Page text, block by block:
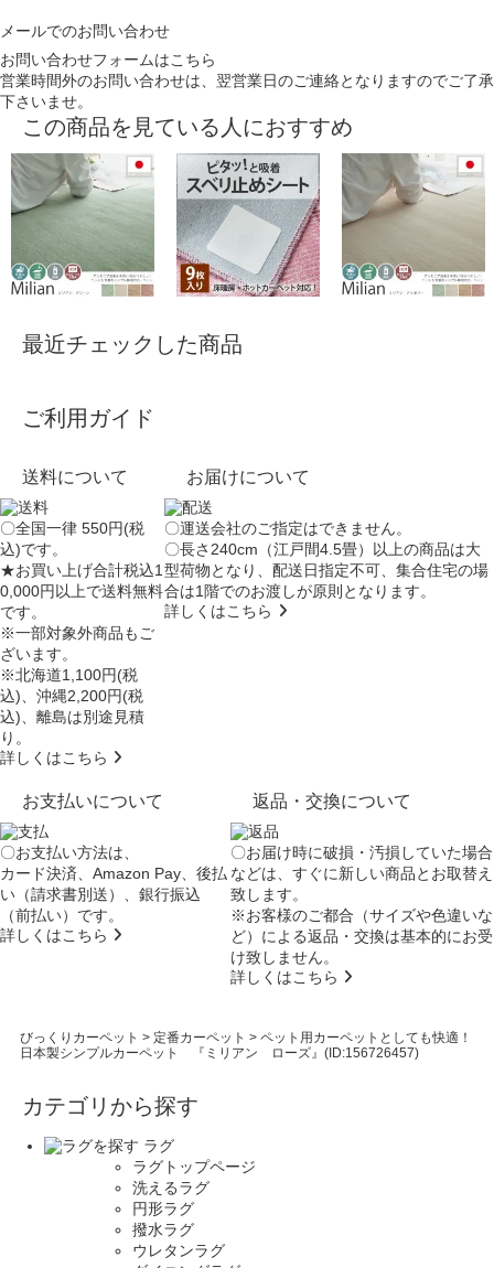
メールでのお問い合わせ
お問い合わせフォームはこちら
営業時間外のお問い合わせは、翌営業日のご連絡となりますのでご了承
下さいませ。
この商品を見ている人におすすめ
最近チェックした商品
ご利用ガイド
送料について
〇全国一律 550円(税
込)です。
★お買い上げ合計税込1
0,000円以上で送料無料
です。
※一部対象外商品もご
ざいます。
※北海道1,100円(税
込)、沖縄2,200円(税
込)、離島は別途見積
り。
詳しくはこちら
お届けについて
〇運送会社のご指定はできません。
〇長さ240cm（江戸間4.5畳）以上の商品は大
型荷物となり、配送日指定不可、集合住宅の場
合は1階でのお渡しが原則となります。
詳しくはこちら
お支払いについて
〇お支払い方法は、
カード決済、Amazon Pay、後払
い（請求書別送）、銀行振込
（前払い）です。
詳しくはこちら
返品・交換について
〇お届け時に破損・汚損していた場合
などは、すぐに新しい商品とお取替え
致します。
※お客様のご都合（サイズや色違いな
ど）による返品・交換は基本的にお受
け致しません。
詳しくはこちら
びっくりカーペット > 定番カーペット > ペット用カーペットとしても快適！
日本製シンプルカーペット 『ミリアン ローズ』(ID:156726457)
カテゴリから探す
ラグ
ラグトップページ
洗えるラグ
円形ラグ
撥水ラグ
ウレタンラグ